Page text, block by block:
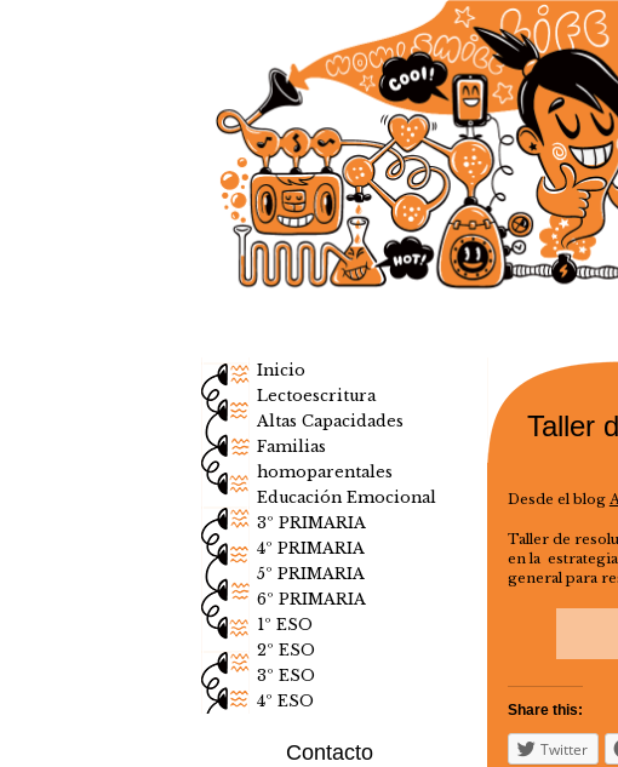
Inicio
Lectoescritura
Altas Capacidades
Familias
homoparentales
Educación Emocional
3º PRIMARIA
4º PRIMARIA
5º PRIMARIA
6º PRIMARIA
1º ESO
2º ESO
3º ESO
4º ESO
Taller
Desde el blog
Taller de
en la estrategia
general para
Share this:
Twitter
Contacto